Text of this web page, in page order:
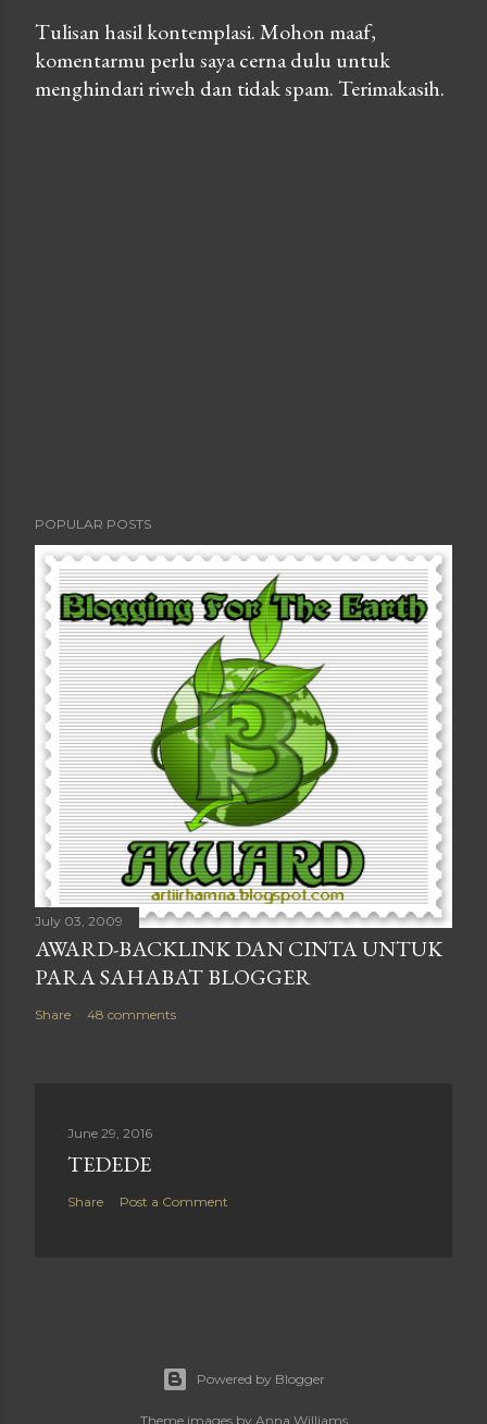
P
o
Tulisan hasil kontemplasi. Mohon maaf,
komentarmu perlu saya cerna dulu untuk
menghindari riweh dan tidak spam. Terimakasih.
POPULAR POSTS
July 03, 2009
AWARD-BACKLINK DAN CINTA UNTUK
PARA SAHABAT BLOGGER
Share 48 comments
June 29, 2016
TEDEDE
Share Post a Comment
Powered by Blogger
Theme images by Anna Williams